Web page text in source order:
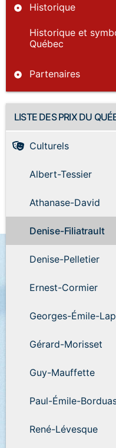
Historique
Historique et
Québec
Partenaires
LISTE DES PRIX DU
Culturels
Albert-Tessier
Athanase-David
Denise-Filiatrault
Denise-Pelletier
Ernest-Cormier
Georges-Émile-
Gérard-Morisset
Guy-Mauffette
Paul-Émile-
René-Lévesque